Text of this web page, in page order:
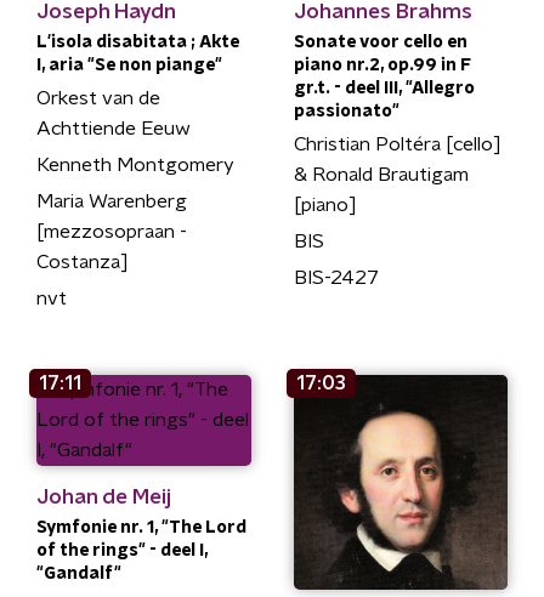
Joseph Haydn
L'isola disabitata ; Akte
I, aria "Se non piange"
Orkest van de
Achttiende Eeuw
Kenneth Montgomery
Maria Warenberg
[mezzosopraan -
Costanza]
nvt
Johannes Brahms
Sonate voor cello en
piano nr.2, op.99 in F
gr.t. - deel III, "Allegro
passionato"
Christian Poltéra [cello]
& Ronald Brautigam
[piano]
BIS
BIS-2427
17:11
Johan de Meij
Symfonie nr. 1, "The Lord
of the rings" - deel I,
"Gandalf"
17:03